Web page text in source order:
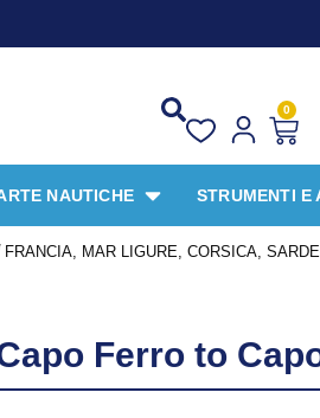
0
NAUTICHE STRUMENTI E
FRANCIA, MAR LIGURE, CORSICA,
Ferro to